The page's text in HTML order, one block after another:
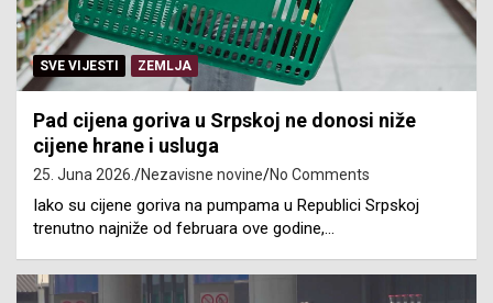
SVE VIJESTI ZEMLJA
Pad cijena goriva u Srpskoj ne donosi niže
cijene hrane i usluga
25. Juna 2026. Nezavisne novine No Comments
Iako su cijene goriva na pumpama u Republici Srpskoj
trenutno najniže od februara ove godine,…